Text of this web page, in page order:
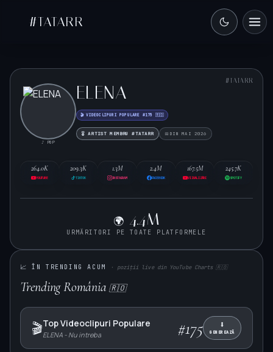
#TATARR
#TATARR
♪ POP
ELENA
🎬 VIDEOCLIPURI POPULARE #175 🇷🇴
🎖️ ARTIST MEMBRU #TATARR DIN MAI 2026
264.0K
YOUTUBE
209.3K
TIKTOK
1.3M
INSTAGRAM
2.4M
FACEBOOK
167.5M
VIZUALIZĂRI
245.7K
SPOTIFY
🌍 4.4M
URMĂRITORI PE TOATE PLATFORMELE
📈 ÎN TRENDING ACUM · poziții live din YouTube Charts 🇷🇴
Trending România🇷🇴
🎬Top Videoclipuri Populare
ELENA - Nu intreba #175 ⬇
GENEREAZĂ